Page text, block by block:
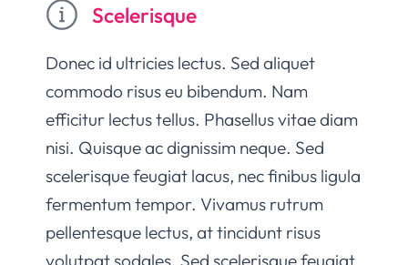
Scelerisque
Donec id ultricies lectus. Sed aliquet
commodo risus eu bibendum. Nam
efficitur lectus tellus. Phasellus vitae diam
nisi. Quisque ac dignissim neque. Sed
scelerisque feugiat lacus, nec finibus ligula
fermentum tempor. Vivamus rutrum
pellentesque lectus, at tincidunt risus
volutpat sodales. Sed scelerisque feugiat